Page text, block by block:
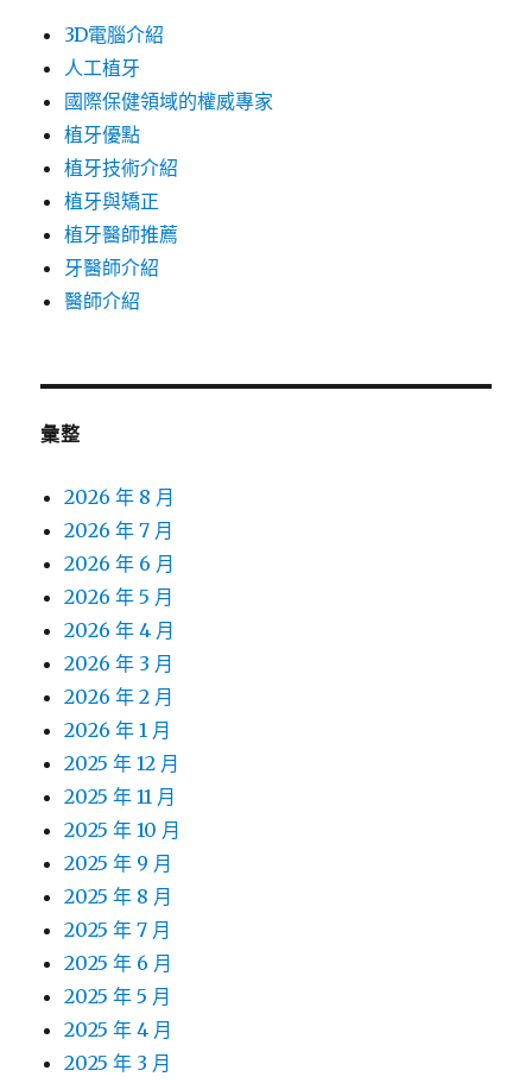
3D電腦介紹
人工植牙
國際保健領域的權威專家
植牙優點
植牙技術介紹
植牙與矯正
植牙醫師推薦
牙醫師介紹
醫師介紹
彙整
2026 年 8 月
2026 年 7 月
2026 年 6 月
2026 年 5 月
2026 年 4 月
2026 年 3 月
2026 年 2 月
2026 年 1 月
2025 年 12 月
2025 年 11 月
2025 年 10 月
2025 年 9 月
2025 年 8 月
2025 年 7 月
2025 年 6 月
2025 年 5 月
2025 年 4 月
2025 年 3 月